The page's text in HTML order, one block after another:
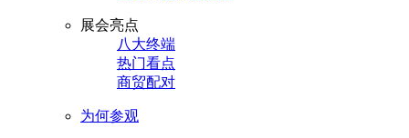
展会亮点
八大终端
热门看点
商贸配对
为何参观